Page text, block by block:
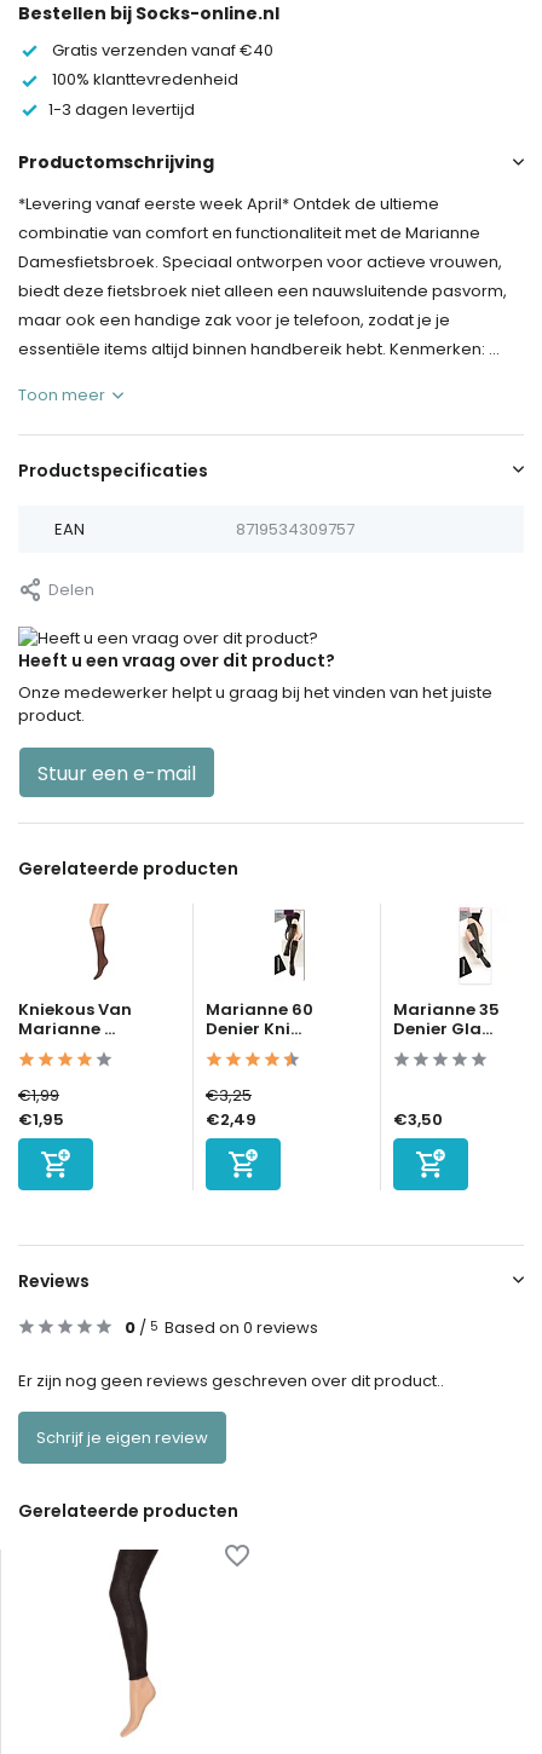
Bestellen bij Socks-online.nl
Gratis verzenden vanaf €40
100% klanttevredenheid
1-3 dagen levertijd
Productomschrijving
*Levering vanaf eerste week April* Ontdek de ultieme
combinatie van comfort en functionaliteit met de Marianne
Damesfietsbroek. Speciaal ontworpen voor actieve vrouwen,
biedt deze fietsbroek niet alleen een nauwsluitende pasvorm,
maar ook een handige zak voor je telefoon, zodat je je
essentiële items altijd binnen handbereik hebt. Kenmerken: ...
Toon meer
Productspecificaties
EAN 8719534309757
Delen
Heeft u een vraag over dit product?
Onze medewerker helpt u graag bij het vinden van het juiste
product.
Stuur een e-mail
Gerelateerde producten
Kniekous Van
Marianne ...
€1,99
€1,95
Marianne 60
Denier Kni...
€3,25
€2,49
Marianne 35
Denier Gla...
€3,50
Reviews
0 / 5 Based on 0 reviews
Er zijn nog geen reviews geschreven over dit product..
Schrijf je eigen review
Gerelateerde producten